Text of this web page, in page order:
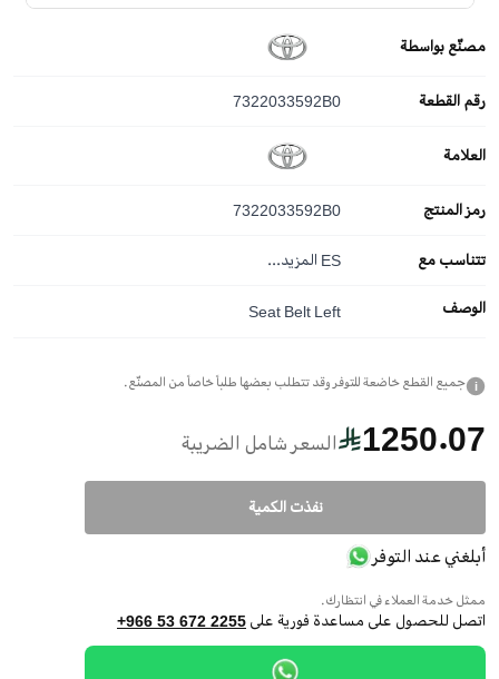
مصنّع بواسطة
رقم القطعة 7322033592B0
العلامة
رمز المنتج 7322033592B0
تتناسب مع ES المزيد...
الوصف Seat Belt Left
i جميع القطع خاضعة للتوفر وقد تتطلب بعضها طلباً خاصاً من المصنّع.
1250.07 السعر شامل الضريبة
نفذت الكمية
أبلغني عند التوفر
ممثل خدمة العملاء في انتظارك.
اتصل للحصول على مساعدة فورية على +966 53 672 2255